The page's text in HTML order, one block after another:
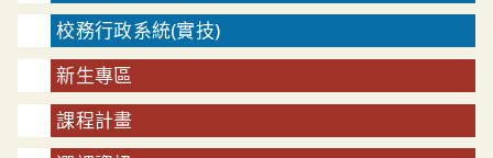
校務行政系統(實技)
新生專區
課程計畫